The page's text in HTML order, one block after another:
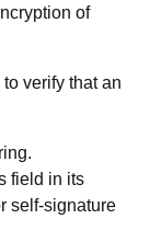
of
verify that an
field in its
self-signature